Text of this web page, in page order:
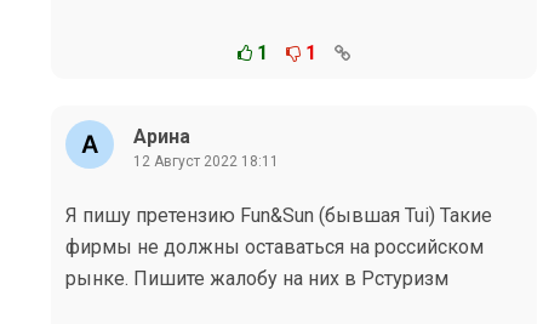
1 1
Арина
12 Август 2022 18:11
Я пишу претензию Fun&Sun (бывшая Tui) Такие
фирмы не должны оставаться на российском
рынке. Пишите жалобу на них в Рстуризм